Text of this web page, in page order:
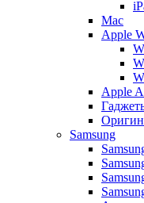
Mac
Apple
Apple
Samsung